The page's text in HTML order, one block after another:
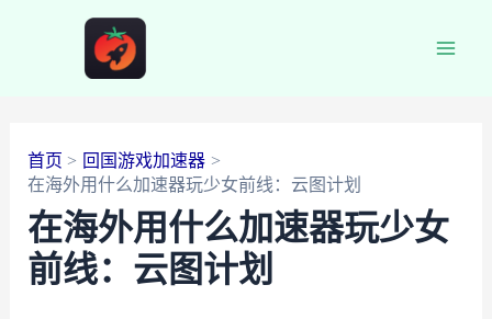
首页
回国游戏加速器
在海外用什么加速器玩少女前线：云图计划
在海外用什么加速器玩少女
前线：云图计划